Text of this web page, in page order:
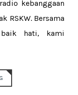
kebanggaan
RSKW. Bersama
baik hati, kami